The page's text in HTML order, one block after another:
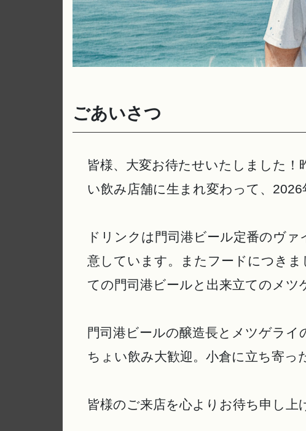
ごあいさつ
皆様、大変お待たせいたしました！
い飲み店舗に生まれ変わって、
ドリンクは門司港ビール定番のヴ
意しています。またフードにつき
ての門司港ビールと出来立てのメツ
門司港ビールの醸造長とメツゲライ
ちょい飲み大歓迎。小倉に立ち寄っ
皆様のご来店を心よりお待ち申し上